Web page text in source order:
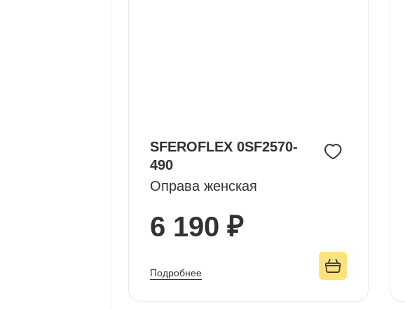
SFEROFLEX 0SF2570-
490
Оправа женская
6 190 ₽
Подробнее